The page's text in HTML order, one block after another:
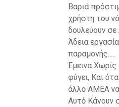
Βαριά
χρήστη του
δουλεύουν
Άδεια
παραμονής…..
Έμεινα
φύγει, Και
άλλο ΑΜΕΑ να
Αυτό Κάνουν